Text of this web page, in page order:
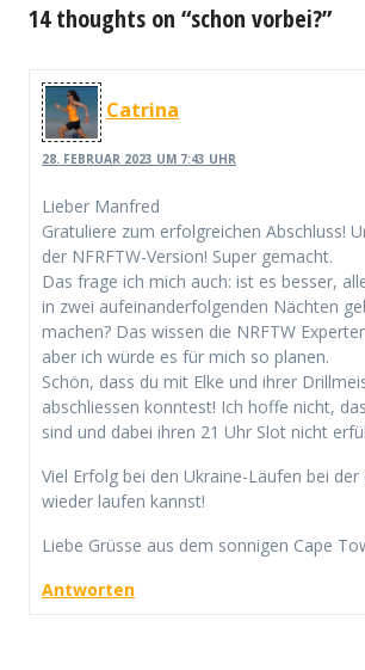
14 thoughts on “schon vorbei?”
Catrina
28. FEBRUAR 2023 UM 7:43 UHR
Lieber Manfred
Gratuliere zum erfolgreichen Abschluss!
der NFRFTW-Version! Super gemacht.
Das frage ich mich auch: ist es besser,
in zwei aufeinanderfolgenden Nächten
machen? Das wissen die NRFTW
aber ich würde es für mich so planen.
Schön, dass du mit Elke und ihrer
abschliessen konntest! Ich hoffe nicht,
sind und dabei ihren 21 Uhr Slot nicht
Viel Erfolg bei den Ukraine-Läufen bei der
wieder laufen kannst!
Liebe Grüsse aus dem sonnigen Cape
Antworten